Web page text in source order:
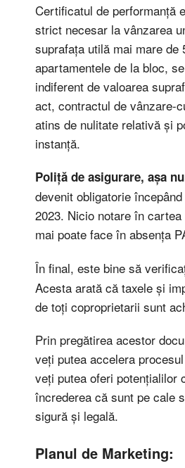
Certificatul de performanță
strict necesar la vânzarea
suprafața utilă mai mare de
apartamentele de la bloc,
indiferent de valoarea
act, contractul de vânzare-
atins de nulitate relativă și
instanță.
Poliță de asigurare, așa
devenit obligatorie
2023. Nicio notare în
mai poate face în absența
În final, este bine să
Acesta arată că taxele și
de toți coproprietarii sunt
Prin pregătirea acestor
veți putea accelera
veți putea oferi potențialilor
încrederea că sunt pe cale
sigură și legală.
Planul de Marketing: